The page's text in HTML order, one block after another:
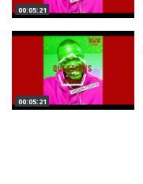
00:05:21
00:05:21